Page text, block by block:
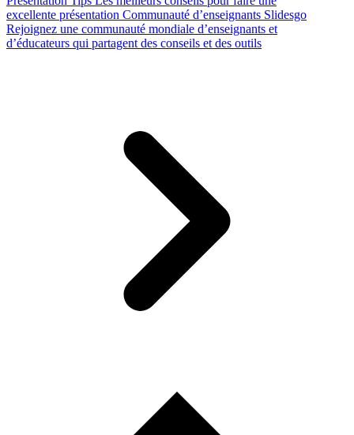
excellente présentation Communauté d’enseignants Slidesgo
Rejoignez une communauté mondiale d’enseignants et
d’éducateurs qui partagent des conseils et des outils